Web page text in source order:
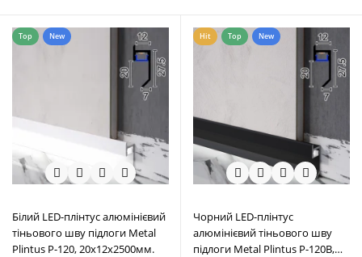
Top New
Білий LED-плінтус алюмінієвий
тіньового шву підлоги Metal
Plintus P-120, 20х12х2500мм.
Hit Top New
Чорний LED-плінтус
алюмінієвий тіньового шву
підлоги Metal Plintus P-120B,